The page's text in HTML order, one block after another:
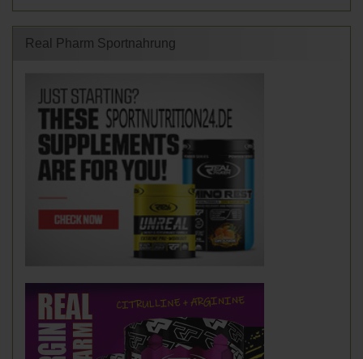
Real Pharm Sportnahrung